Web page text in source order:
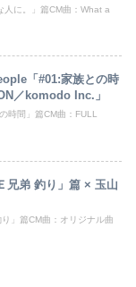
人に。」篇CM曲：What a
「#01:家族との時
／komodo Inc.」
時間」篇CM曲：FULL
兄弟 釣り」篇 × 玉山
」篇CM曲：オリジナル曲